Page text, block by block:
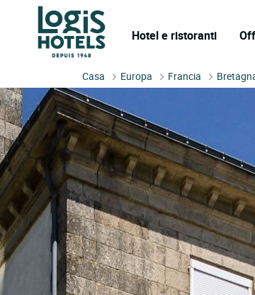
Hotel e ristoranti
Casa Europa Francia